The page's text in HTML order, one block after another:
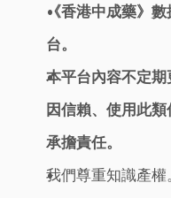
《香港中成藥》
台。
本平台內容不定
因信賴、使用此
承擔責任。
我們尊重知識產